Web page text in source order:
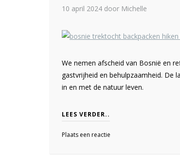
10 april 2024 door Michelle
We nemen afscheid van Bosnië en
gastvrijheid en behulpzaamheid. De
in en met de natuur leven.
LEES VERDER..
Plaats een reactie